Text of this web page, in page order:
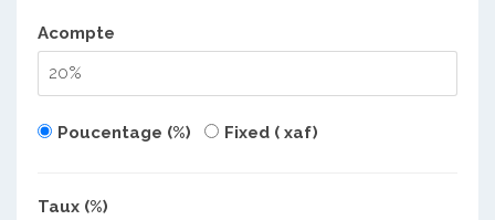
Acompte
Poucentage (%) Fixed ( xaf)
Taux (%)